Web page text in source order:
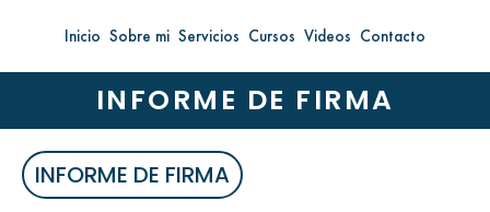
Inicio Sobre mi Servicios Cursos Videos Contacto
INFORME DE FIRMA
INFORME DE FIRMA